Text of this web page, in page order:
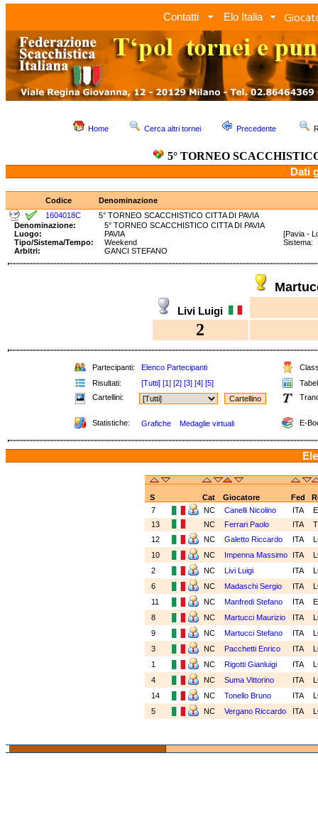
Contatti Elo Italia
Home Cerca altri tornei Precedente
5° TORNEO
Dati
Codice
Denominazione
1604018C
5° TORNEO SCACCHISTICO CITTA DI PAVIA
Denominazione:
5° TORNEO SCACCHISTICO CITTA DI PAVIA
Luogo:
PAVIA
[Pavia -
Tipo/Sistema/Tempo:
Weekend
Arbitri:
GANCI STEFANO
Livi Luigi
2
Partecipanti: Elenco Partecipanti
Risultati:
[Tutti] [1] [2] [3] [4] [5]
Cartellini:
Statistiche: Grafiche Medaglie virtuali E-
S Cat Giocatore Fed
7
NC Canelli Nicolino ITA
13
NC Ferrari Paolo ITA
12
NC Galetto Riccardo ITA
10
NC Impenna Massimo ITA
2
NC Livi Luigi ITA
6
NC Madaschi Sergio ITA
11
NC Manfredi Stefano ITA
8
NC Martucci Maurizio ITA
9
NC Martucci Stefano ITA
3
NC Pacchetti Enrico ITA
1
NC Rigotti Gianluigi ITA
4
NC Suma Vittorino ITA
14
NC Tonello Bruno ITA
5
NC Vergano Riccardo ITA